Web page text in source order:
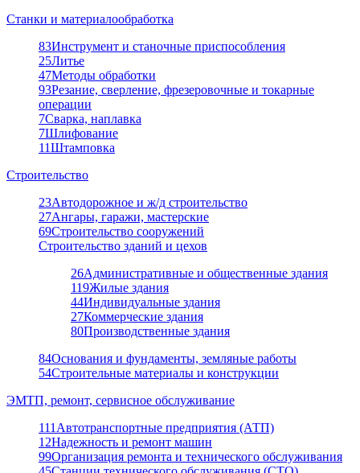
Станки и материалообработка
83Инструмент и станочные приспособления
25Литье
47Методы обработки
93Резание, сверление, фрезеровочные и токарные
операции
7Сварка, наплавка
7Шлифование
11Штамповка
Строительство
23Автодорожное и ж/д строительство
27Ангары, гаражи, мастерские
69Строительство сооружений
Строительство зданий и цехов
26Административные и общественные здания
119Жилые здания
44Индивидуальные здания
27Коммерческие здания
80Производственные здания
84Основания и фундаменты, земляные работы
54Строительные материалы и конструкции
ЭМТП, ремонт, сервисное обслуживание
111 Автотранспортные предприятия (АТП)
12Надежность и ремонт машин
99Организация ремонта и технического обслуживания